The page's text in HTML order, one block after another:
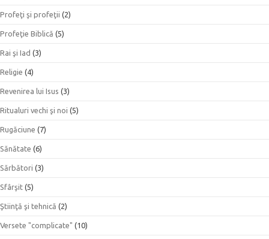
Profeţi şi profeţii (2)
Profeţie Biblică (5)
Rai şi Iad (3)
Religie (4)
Revenirea lui Isus (3)
Ritualuri vechi şi noi (5)
Rugăciune (7)
Sănătate (6)
Sărbători (3)
Sfârşit (5)
Ştiinţă şi tehnică (2)
Versete "complicate" (10)